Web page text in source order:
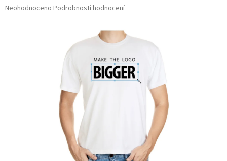
Průměrné
Neohodnoceno Podrobnosti hodnocení